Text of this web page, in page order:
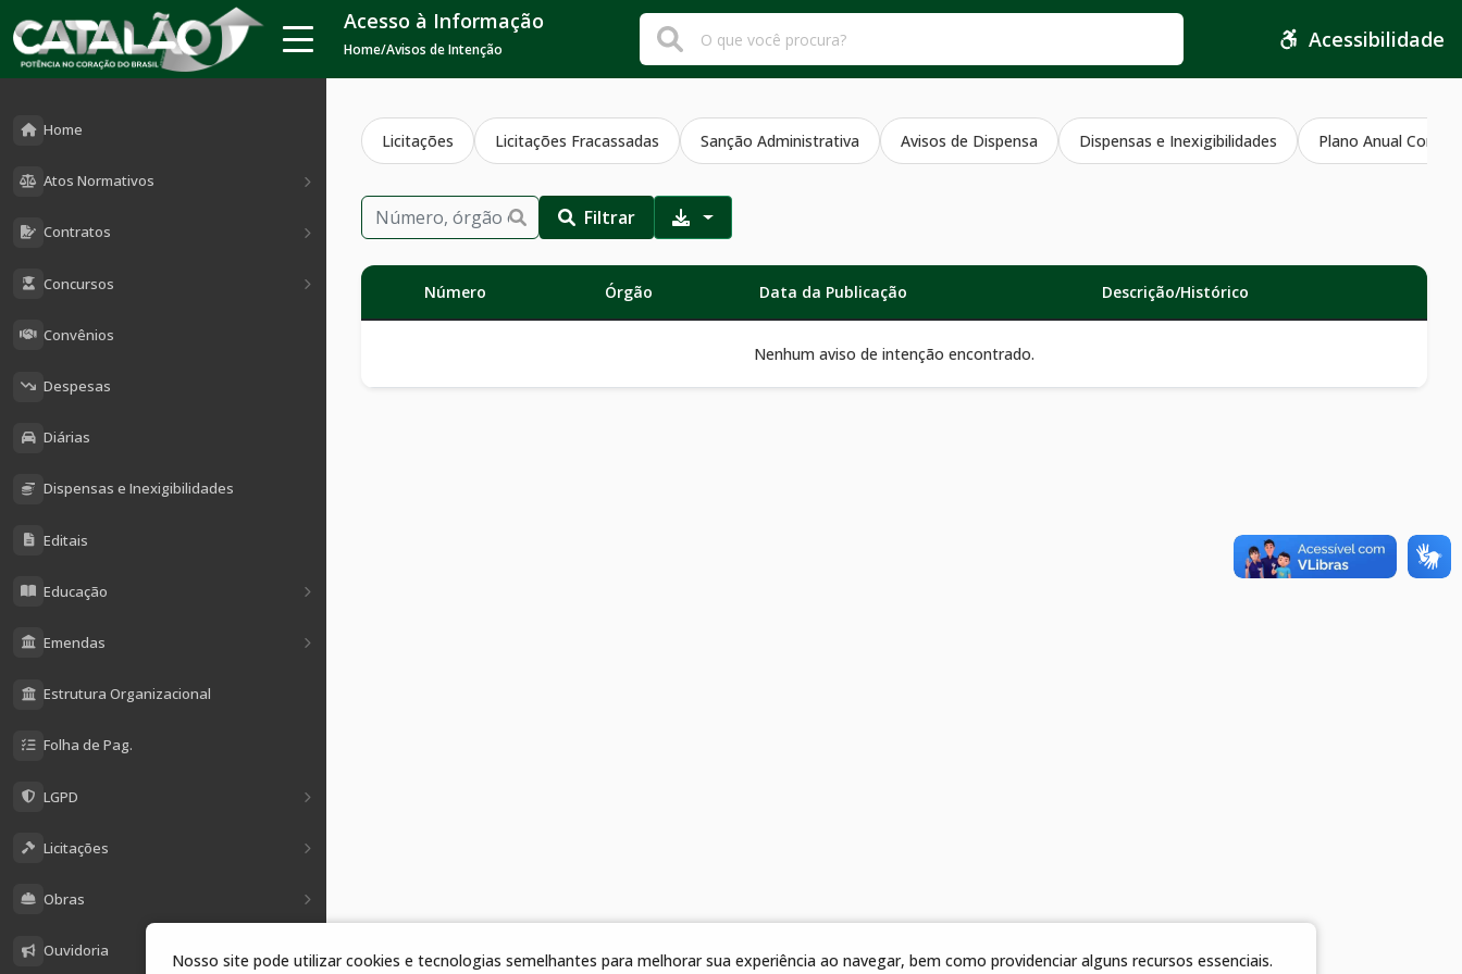
Home
Atos Normativos
Contratos
Concursos
Convênios
Despesas
Diárias
Dispensas e Inexigibilidades
Editais
Educação
Emendas
Estrutura Organizacional
Folha de Pag.
LGPD
Licitações
Obras
Ouvidoria
Acesso à Informação
Home/Avisos de Intenção Acessibilidade
Licitações Licitações Fracassadas Sanção Administrativa Avisos de Dispensa Dispensas e Inexigibilidades Plano Anual
Filtrar
Número Órgão Data da Publicação Descrição/Histórico
Nenhum aviso de intenção encontrado.
Nosso site pode utilizar cookies e tecnologias semelhantes para melhorar sua experiência ao navegar, bem como providenciar alguns recursos essenciais.